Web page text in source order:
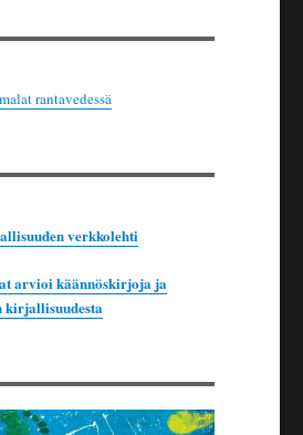
rantavedessä
verkkolehti
arvioi käännöskirjoja ja
kirjallisuudesta